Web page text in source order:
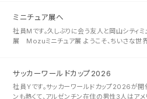
ミニチュア展へ
社員Mです。久しぶりに会う友人と岡山シティ
展 Mozuミニチュア展 ようこそ、ちいさな世界
サッカーワールドカップ2026
社員Ｙです。サッカーワールドカップ2026が開
ンも熱くて、アルゼンチン在住の男性3人はア